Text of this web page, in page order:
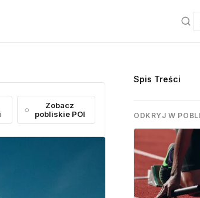
Zobacz
pobliskie POI
Spis Treści
ODKRYJ W